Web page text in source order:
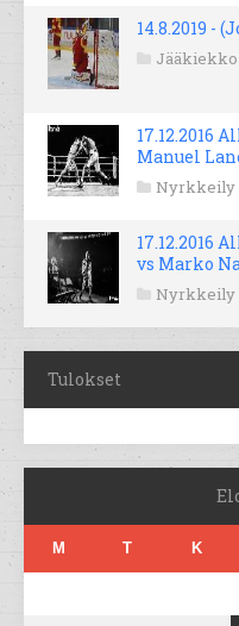
14.8.2019 -
Jääkiekko
17.12.2016
Manuel
Nyrkkeily
17.12.2016
vs Marko
Nyrkkeily
Tulokset
M T K